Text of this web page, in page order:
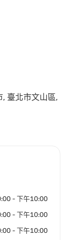
臺北市文山區,
- 下午10:00
- 下午10:00
- 下午10:00